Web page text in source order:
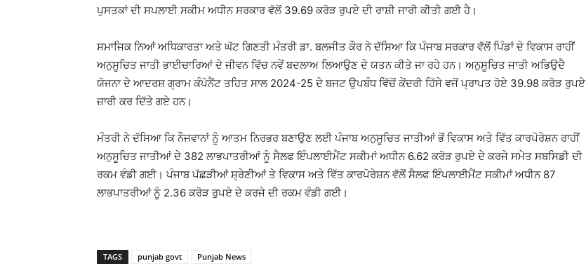
ਪੁਸਤਕਾਂ ਦੀ ਸਪਲਾਈ ਸਕੀਮ ਅਧੀਨ ਸਰਕਾਰ ਵੱਲੋਂ 39.69 ਕਰੋੜ ਰੁਪਏ ਦੀ ਰਾਸ਼ੀ ਜਾਰੀ ਕੀਤੀ ਗਈ ਹੈ।
ਸਮਾਜਿਕ ਨਿਆਂ ਅਧਿਕਾਰਤਾ ਅਤੇ ਘੱਟ ਗਿਣਤੀ ਮੰਤਰੀ ਡਾ. ਬਲਜੀਤ ਕੌਰ ਨੇ ਦੱਸਿਆ ਕਿ ਪੰਜਾਬ ਸਰਕਾਰ ਵੱਲੋਂ ਪਿੰਡਾਂ ਦੇ ਵਿਕਾਸ ਰਾਹੀਂ
ਅਨੁਸੂਚਿਤ ਜਾਤੀ ਭਾਈਚਾਰਿਆਂ ਦੇ ਜੀਵਨ ਵਿੱਚ ਨਵੇਂ ਬਦਲਾਅ ਲਿਆਉਣ ਦੇ ਯਤਨ ਕੀਤੇ ਜਾ ਰਹੇ ਹਨ। ਅਨੁਸੂਚਿਤ ਜਾਤੀ ਅਭਿਉਦੈ
ਯੋਜਨਾ ਦੇ ਆਦਰਸ਼ ਗ੍ਰਾਮ ਕੰਪੋਨੈਂਟ ਤਹਿਤ ਸਾਲ 2024-25 ਦੇ ਬਜਟ ਉਪਬੰਧ ਵਿੱਚੋਂ ਕੇਂਦਰੀ ਹਿੱਸੇ ਵਜੋਂ ਪ੍ਰਾਪਤ ਹੋਏ 39.98 ਕਰੋੜ ਰੁਪਏ
ਜ਼ਾਰੀ ਕਰ ਦਿੱਤੇ ਗਏ ਹਨ।
ਮੰਤਰੀ ਨੇ ਦੱਸਿਆ ਕਿ ਨੌਜਵਾਨਾਂ ਨੂੰ ਆਤਮ ਨਿਰਭਰ ਬਣਾਉਣ ਲਈ ਪੰਜਾਬ ਅਨੁਸੂਚਿਤ ਜਾਤੀਆਂ ਭੋਂ ਵਿਕਾਸ ਅਤੇ ਵਿੱਤ ਕਾਰਪੋਰੇਸ਼ਨ ਰਾਹੀਂ
ਅਨੁਸੂਚਿਤ ਜਾਤੀਆਂ ਦੇ 382 ਲਾਭਪਾਤਰੀਆਂ ਨੂੰ ਸੈਲਫ ਇੰਪਲਾਈਮੈਂਟ ਸਕੀਮਾਂ ਅਧੀਨ 6.62 ਕਰੋੜ ਰੁਪਏ ਦੇ ਕਰਜੇ ਸਮੇਤ ਸਬਸਿਡੀ ਦੀ
ਰਕਮ ਵੰਡੀ ਗਈ। ਪੰਜਾਬ ਪੱਛੜੀਆਂ ਸ਼੍ਰੇਣੀਆਂ ਤੇ ਵਿਕਾਸ ਅਤੇ ਵਿੱਤ ਕਾਰਪੋਰੇਸ਼ਨ ਵੱਲੋਂ ਸੈਲਫ ਇੰਪਲਾਈਮੈਂਟ ਸਕੀਮਾਂ ਅਧੀਨ 87
ਲਾਭਪਾਤਰੀਆਂ ਨੂੰ 2.36 ਕਰੋੜ ਰੁਪਏ ਦੇ ਕਰਜੇ ਦੀ ਰਕਮ ਵੰਡੀ ਗਈ।
TAGS punjab govt Punjab News